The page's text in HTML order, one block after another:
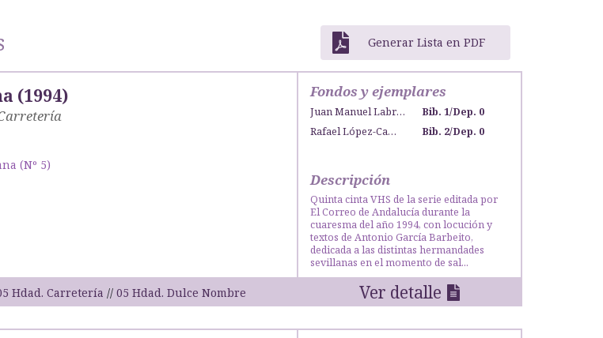
Generar Lista en PDF
(1994)
(Nº 5)
Fondos y ejemplares
Juan Manuel Labrador Jiménez Bib. 1/Dep. 0
Rafael López-Campos Bodineau
Bib. 2/Dep. 0
Descripción
Quinta cinta VHS de la serie editada por
El Correo de Andalucía durante la
cuaresma del año 1994, con locución y
textos de Antonio García Barbeito,
dedicada a las distintas hermandades
sevillanas en el momento de sal...
Hdad. Carretería 05 Hdad. Dulce Nombre Ver detalle